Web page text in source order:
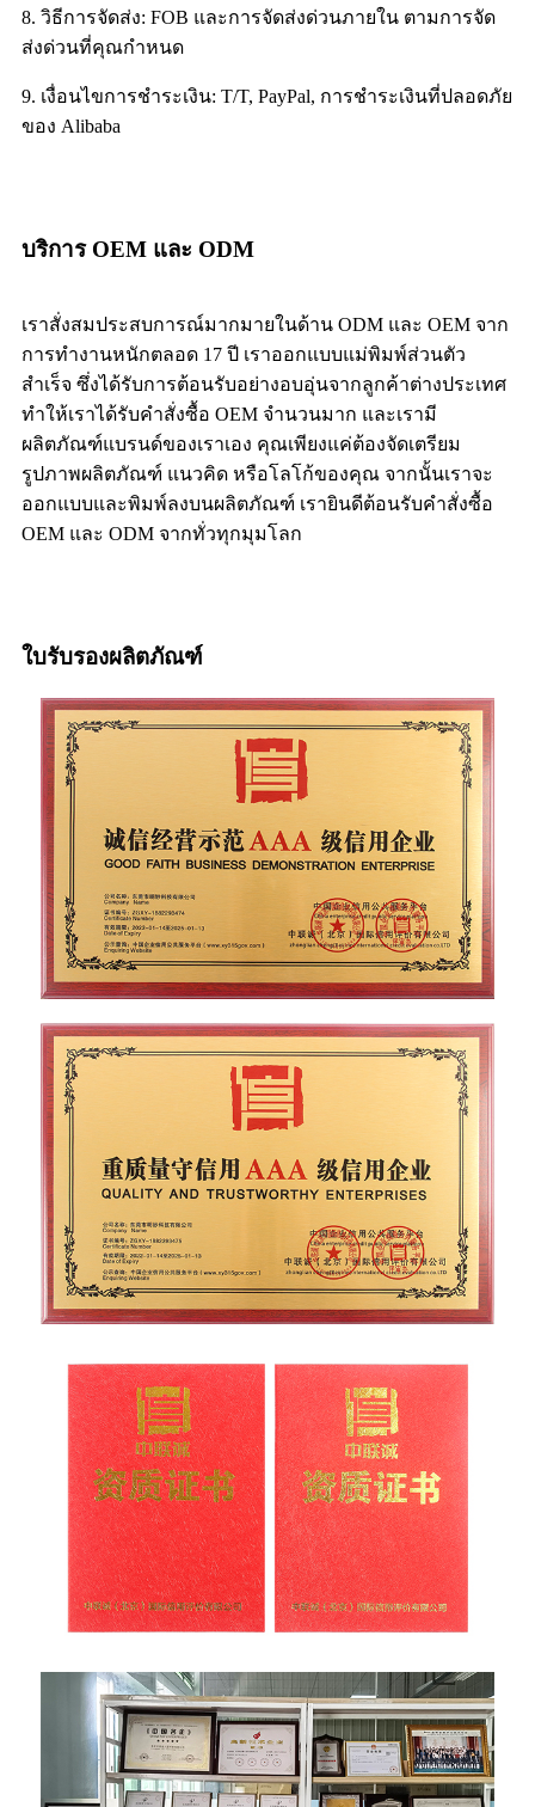
8. วิธีการจัดส่ง: FOB และการจัดส่งด่วนภายใน ตามการจัด
ส่งด่วนที่คุณกำหนด
9. เงื่อนไขการชำระเงิน: T/T, PayPal, การชำระเงินที่ปลอดภัย
ของ Alibaba
บริการ OEM และ ODM
เราสั่งสมประสบการณ์มากมายในด้าน ODM และ OEM จาก
การทำงานหนักตลอด 17 ปี เราออกแบบแม่พิมพ์ส่วนตัว
สำเร็จ ซึ่งได้รับการต้อนรับอย่างอบอุ่นจากลูกค้าต่างประเทศ
ทำให้เราได้รับคำสั่งซื้อ OEM จำนวนมาก และเรามี
ผลิตภัณฑ์แบรนด์ของเราเอง คุณเพียงแค่ต้องจัดเตรียม
รูปภาพผลิตภัณฑ์ แนวคิด หรือโลโก้ของคุณ จากนั้นเราจะ
ออกแบบและพิมพ์ลงบนผลิตภัณฑ์ เรายินดีต้อนรับคำสั่งซื้อ
OEM และ ODM จากทั่วทุกมุมโลก
ใบรับรองผลิตภัณฑ์